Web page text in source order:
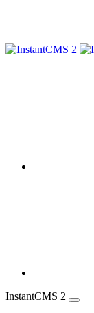
InstantCMS 2